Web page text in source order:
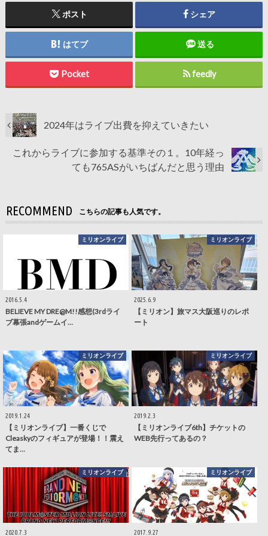
ポスト シェア
はてブ 送る
Pocket feedly
2024年はライブ出費を抑えていきたい
これからライブに参加する基準その１。10年経っ
ても765ASがいちばんだと思う理由
RECOMMEND こちらの記事も人気です。
ミリオンライブ
2016.5.4
BELIEVE MY DRE@M!!感想(3rdライ
ブ幕張andゲームイ…
ミリオンライブ
2025.6.9
【ミリオン】旅マス大阪巡りのレポ
ート
ミリオンライブ
2019.1.24
【ミリオンライブ】一番くじで
Cleaskyのフィギュアが登場！！震え
てま…
ミリオンライブ
2019.2.3
【ミリオンライブ6th】チケットの
WEB先行ってあるの？
ミリオンライブ
2020.7.3
ミリオンライブ
2017.9.27